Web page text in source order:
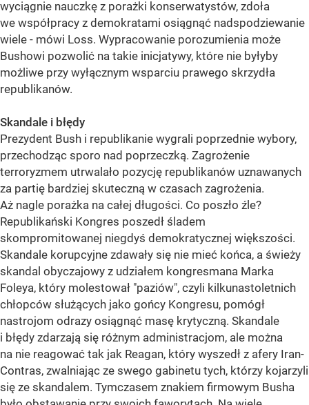
wyciągnie nauczkę z porażki konserwatystów, zdoła
we współpracy z demokratami osiągnąć nadspodziewanie
wiele - mówi Loss. Wypracowanie porozumienia może
Bushowi pozwolić na takie inicjatywy, które nie byłyby
możliwe przy wyłącznym wsparciu prawego skrzydła
republikanów.
Skandale i błędy
Prezydent Bush i republikanie wygrali poprzednie wybory,
przechodząc sporo nad poprzeczką. Zagrożenie
terroryzmem utrwalało pozycję republikanów uznawanych
za partię bardziej skuteczną w czasach zagrożenia.
Aż nagle porażka na całej długości. Co poszło źle?
Republikański Kongres poszedł śladem
skompromitowanej niegdyś demokratycznej większości.
Skandale korupcyjne zdawały się nie mieć końca, a świeży
skandal obyczajowy z udziałem kongresmana Marka
Foleya, który molestował "paziów", czyli kilkunastoletnich
chłopców służących jako gońcy Kongresu, pomógł
nastrojom odrazy osiągnąć masę krytyczną. Skandale
i błędy zdarzają się różnym administracjom, ale można
na nie reagować tak jak Reagan, który wyszedł z afery Iran-
Contras, zwalniając ze swego gabinetu tych, którzy kojarzyli
się ze skandalem. Tymczasem znakiem firmowym Busha